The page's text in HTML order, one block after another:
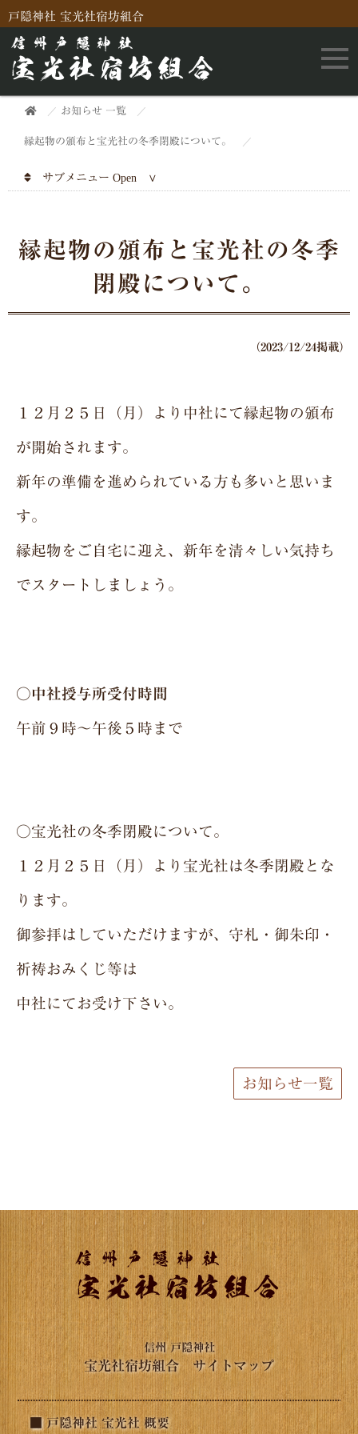
戸隠神社 宝光社宿坊組合
お知らせ 一覧
縁起物の頒布と宝光社の冬季閉殿について。
サブメニュー
縁起物の頒布と宝光社の冬季
閉殿について。
（2023/12/24掲載）
１２月２５日（月）より中社にて縁起物の頒布
が開始されます。
新年の準備を進められている方も多いと思いま
す。
縁起物をご自宅に迎え、新年を清々しい気持ち
でスタートしましょう。
○中社授与所受付時間
午前９時～午後５時まで
○宝光社の冬季閉殿について。
１２月２５日（月）より宝光社は冬季閉殿とな
ります。
御参拝はしていただけますが、守札・御朱印・
祈祷おみくじ等は
中社にてお受け下さい。
お知らせ一覧
信州 戸隠神社
宝光社宿坊組合 サイトマップ
■ 戸隠神社 宝光社 概要